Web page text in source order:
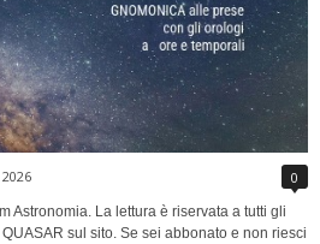
0
Astronomia. La lettura è riservata a tutti gli
sul sito. Se sei abbonato e non riesci